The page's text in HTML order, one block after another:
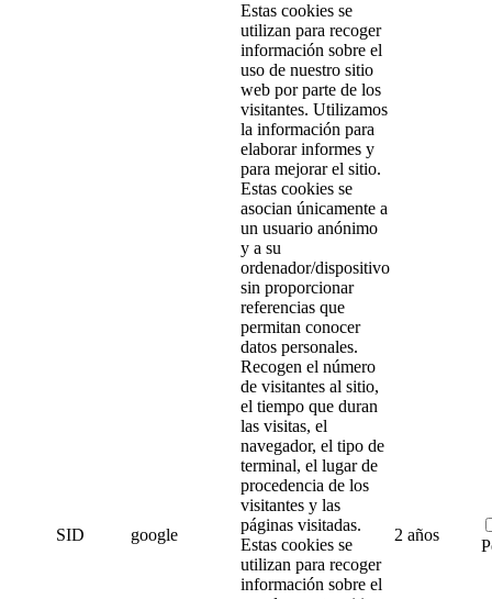
SID google
Estas cookies se
utilizan para recoger
información sobre el
uso de nuestro sitio
web por parte de los
visitantes. Utilizamos
la información para
elaborar informes y
para mejorar el sitio.
Estas cookies se
asocian únicamente a
un usuario anónimo
y a su
ordenador/dispositivo
sin proporcionar
referencias que
permitan conocer
datos personales.
Recogen el número
de visitantes al sitio,
el tiempo que duran
las visitas, el
navegador, el tipo de
terminal, el lugar de
procedencia de los
visitantes y las
páginas visitadas.
Estas cookies se
utilizan para recoger
información sobre el
2 años